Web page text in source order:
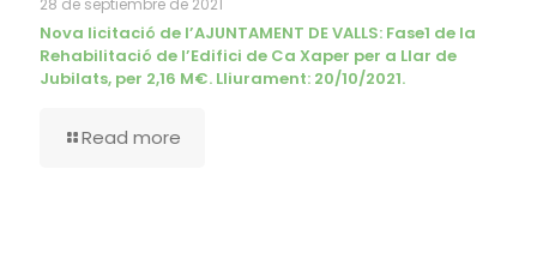
Nova licitació de l’AJUNTAMENT DE VALLS: Fase1 de la
Rehabilitació de l’Edifici de Ca Xaper per a Llar de
Jubilats, per 2,16 M€. Lliurament: 20/10/2021.
Read more